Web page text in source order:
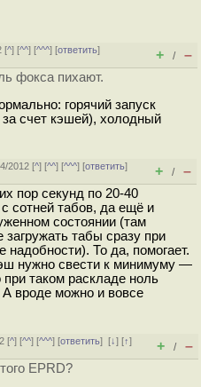
[^] [^^] [^^^] [ответить]
+ / –
фокса пихают.
горячий запуск
счет кэшей), холодный
2012 [^] [^^] [^^^] [ответить]
+ / –
пор секунд по 20-40
сотней табов, да ещё и
состоянии (там
табы сразу при
надобности). То да, помогает.
нужно свести к минимуму —
при таком раскладе ноль
вроде можно и вовсе
[^] [^^] [^^^] [ответить][↓] [↑]
+ / –
EPRD?